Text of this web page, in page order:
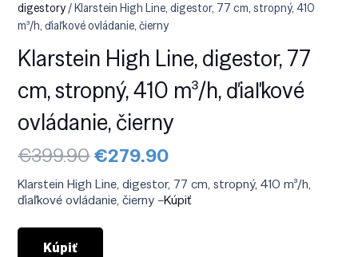
digestory/ Klarstein High Line, digestor, 77 cm, stropný, 410
m³/h, ďiaľkové ovládanie, čierny
Klarstein High Line, digestor, 77
cm, stropný, 410 m³/h, ďiaľkové
ovládanie, čierny
€399.90Pôvodná
cena
bola:
€399.90.
€279.90Aktuálna
je:
€279.90.
Klarstein High Line, digestor, 77 cm, stropný, 410 m³/h,
ďiaľkové ovládanie, čierny –Kúpiť
Kúpiť